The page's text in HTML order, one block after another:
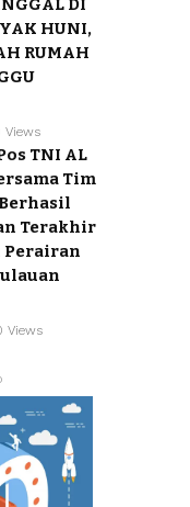
DI
HUNI,
RUMAH
Views
TNI AL
Tim
Terakhir
Perairan
Views